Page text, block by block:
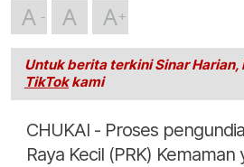
A A A
Untuk berita terkini Sinar
TikTokkami
CHUKAI - Proses
Raya Kecil (PRK)